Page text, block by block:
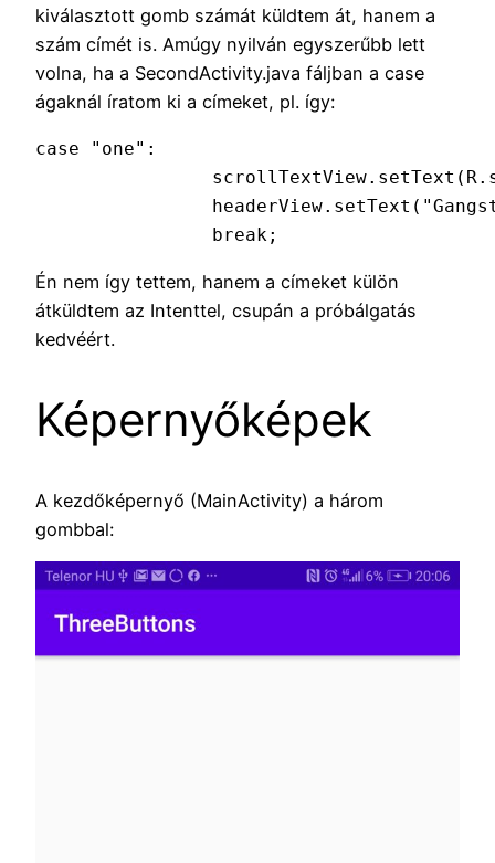
kiválasztott gomb számát küldtem át, hanem a
szám címét is. Amúgy nyilván egyszerűbb lett
volna, ha a SecondActivity.java fáljban a case
ágaknál íratom ki a címeket, pl. így:
case "one":
                break;
Én nem így tettem, hanem a címeket külön
átküldtem az Intenttel, csupán a próbálgatás
kedvéért.
Képernyőképek
A kezdőképernyő (MainActivity) a három
gombbal: